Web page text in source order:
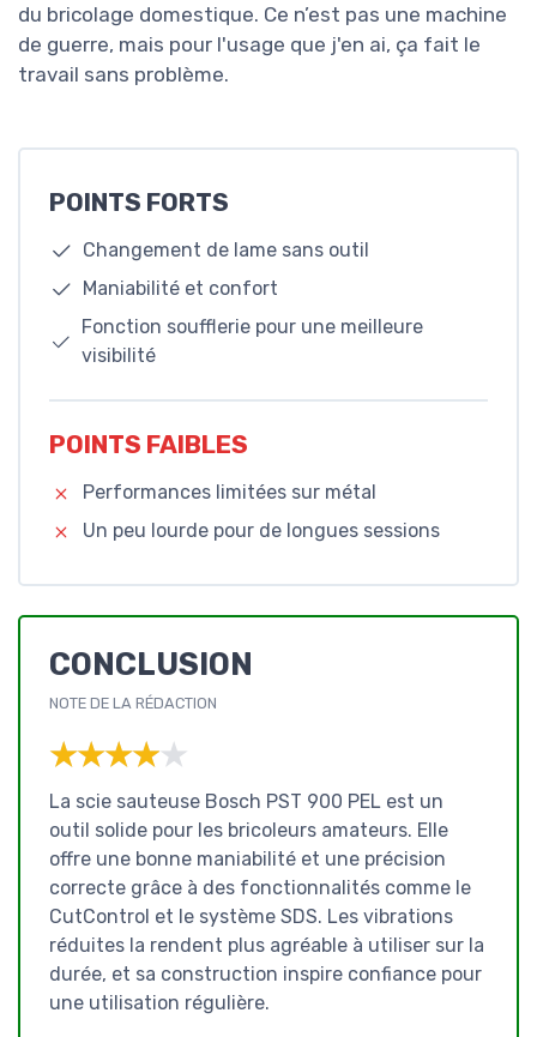
du bricolage domestique. Ce n’est pas une machine
de guerre, mais pour l'usage que j'en ai, ça fait le
travail sans problème.
POINTS FORTS
Changement de lame sans outil
Maniabilité et confort
Fonction soufflerie pour une meilleure
visibilité
POINTS FAIBLES
Performances limitées sur métal
Un peu lourde pour de longues sessions
CONCLUSION
NOTE DE LA RÉDACTION
★★★★★
★★★★★
La scie sauteuse Bosch PST 900 PEL est un
outil solide pour les bricoleurs amateurs. Elle
offre une bonne maniabilité et une précision
correcte grâce à des fonctionnalités comme le
CutControl et le système SDS. Les vibrations
réduites la rendent plus agréable à utiliser sur la
durée, et sa construction inspire confiance pour
une utilisation régulière.